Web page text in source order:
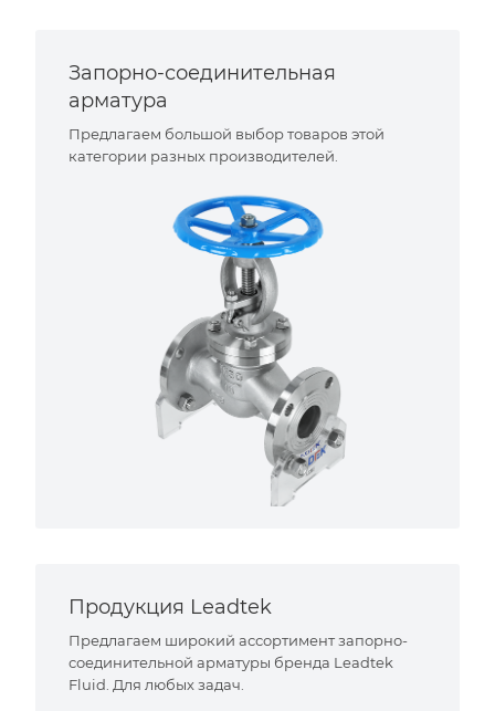
Запорно-соединительная
арматура
Предлагаем большой выбор товаров этой
категории разных производителей.
Продукция Leadtek
Предлагаем широкий ассортимент запорно-
соединительной арматуры бренда Leadtek
Fluid. Для любых задач.